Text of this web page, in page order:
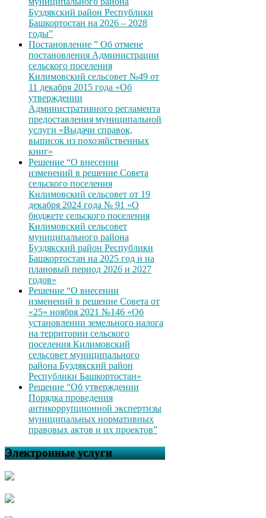
Буздякский район Республики
Башкортостан на 2026 – 2028
годы”
Постановление ” Об отмене
постановления Администрации
сельского поселения
Килимовский сельсовет №49 от
11 декабря 2015 года «Об
утверждении
Административного регламента
предоставления муниципальной
услуги «Выдачи справок,
выписок из похозяйственных
книг»
Решение “О внесении
изменений в решение Совета
сельского поселения
Килимовский сельсовет от 19
декабря 2024 года № 91 «О
бюджете сельского поселения
Килимовский сельсовет
муниципального района
Буздякский район Республики
Башкортостан на 2025 год и на
плановый период 2026 и 2027
годов»
Решение “О внесении
изменений в решение Совета от
«25» ноября 2021 №146 «Об
установлении земельного налога
на территории сельского
поселения Килимовский
сельсовет муниципального
района Буздякский район
Республики Башкортостан»
Решение “Об утверждении
Порядка проведения
антикоррупционной экспертизы
муниципальных нормативных
правовых актов и их проектов”
Электронные услуги